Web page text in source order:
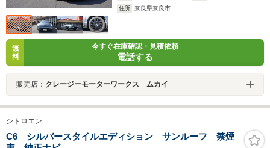
住所
奈良県奈良市
無
料
今すぐ在庫確認・見積依頼
電話する
販売店： クレージーモーターワークス ムカイ
シトロエン
C6 シルバースタイルエディション サンルーフ 禁煙